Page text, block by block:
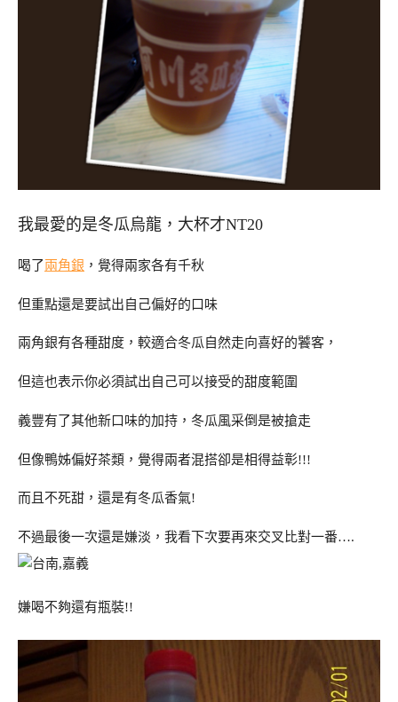
我最愛的是冬瓜烏龍，大杯才NT20
喝了兩角銀 ，覺得兩家各有千秋
但重點還是要試出自己偏好的口味
兩角銀有各種甜度，較適合冬瓜自然走向喜好的饕客，
但這也表示你必須試出自己可以接受的甜度範圍
義豐有了其他新口味的加持，冬瓜風采倒是被搶走
但像鴨姊偏好茶類，覺得兩者混搭卻是相得益彰!!!
而且不死甜，還是有冬瓜香氣!
不過最後一次還是嫌淡，我看下次要再來交叉比對一番….
嫌喝不夠還有瓶裝!!